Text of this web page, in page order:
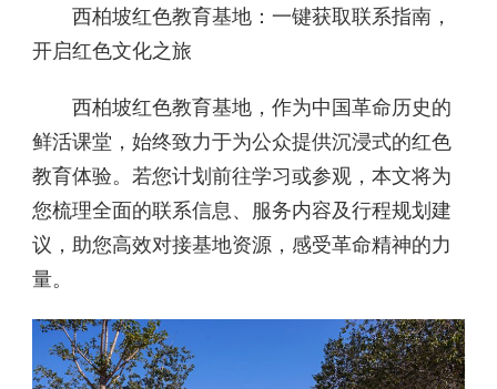
西柏坡红色教育基地：一键获取联系指南，
开启红色文化之旅
西柏坡红色教育基地，作为中国革命历史的
鲜活课堂，始终致力于为公众提供沉浸式的红色
教育体验。若您计划前往学习或参观，本文将为
您梳理全面的联系信息、服务内容及行程规划建
议，助您高效对接基地资源，感受革命精神的力
量。